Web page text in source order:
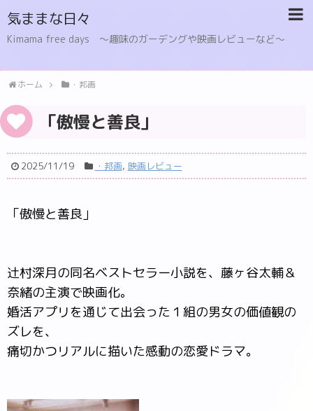
気ままな日々
Kimama free days 〜趣味のガーデングや映画レビューなど〜
ホーム ・邦画
「傲慢と善良」
2025/11/19 ・邦画, 映画レビュー
「傲慢と善良」
辻村深月の同名ベストセラー小説を、藤ヶ谷太輔＆
奈緒の主演で映画化。
婚活アプリを通じて出会った１組の男女の価値観の
ズレを、
痛切かつリアルに描いた感動の恋愛ドラマ。